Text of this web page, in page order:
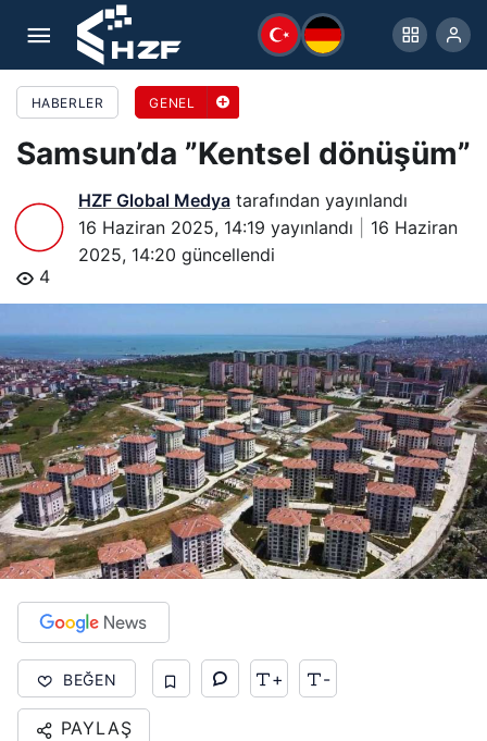
HABERLER GENEL
Samsun’da ”Kentsel dönüşüm”
HZF Global Medya tarafından yayınlandı
16 Haziran 2025, 14:19 yayınlandı
16 Haziran
2025, 14:20 güncellendi
4
BEĞEN + -
PAYLAŞ
Samsun’da ”Kentsel dönüşüm”